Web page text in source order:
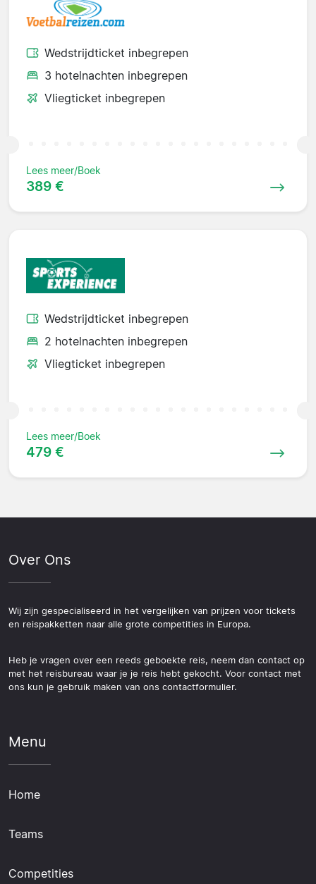
Wedstrijdticket inbegrepen
3 hotelnachten inbegrepen
Vliegticket inbegrepen
Lees meer/Boek
389 €
Wedstrijdticket inbegrepen
2 hotelnachten inbegrepen
Vliegticket inbegrepen
Lees meer/Boek
479 €
Over Ons
Wij zijn gespecialiseerd in het vergelijken van prijzen voor tickets
en reispakketten naar alle grote competities in Europa.
Heb je vragen over een reeds geboekte reis, neem dan contact op
met het reisbureau waar je je reis hebt gekocht. Voor contact met
ons kun je gebruik maken van ons contactformulier.
Menu
Home
Teams
Competities